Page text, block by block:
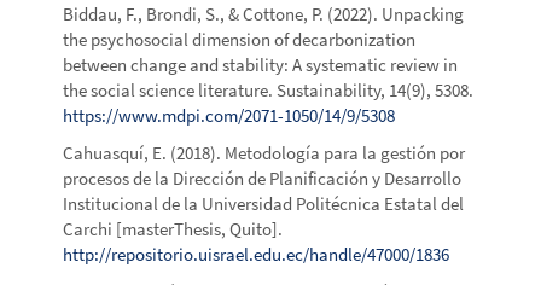
Biddau, F., Brondi, S., & Cottone, P. (2022). Unpacking
the psychosocial dimension of decarbonization
between change and stability: A systematic review in
the social science literature. Sustainability, 14(9), 5308.
https://www.mdpi.com/2071-1050/14/9/5308
Cahuasquí, E. (2018). Metodología para la gestión por
procesos de la Dirección de Planificación y Desarrollo
Institucional de la Universidad Politécnica Estatal del
Carchi [masterThesis, Quito].
http://repositorio.uisrael.edu.ec/handle/47000/1836